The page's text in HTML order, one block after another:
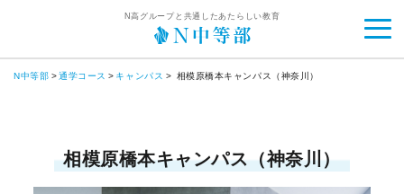
N高グループと共通したあたらしい教育
N中等部 通学コース キャンパス 相模原橋本キャンパス（神奈川）
相模原橋本キャンパス（神奈川）